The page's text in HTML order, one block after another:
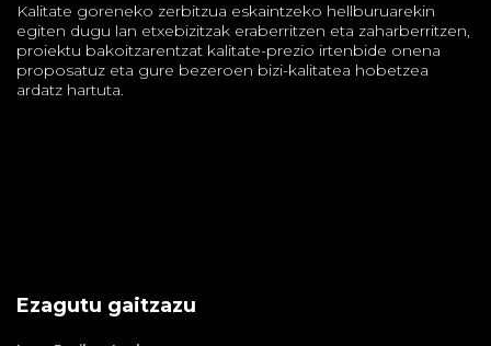
Kalitate goreneko zerbitzua eskaintzeko hellburuarekin
egiten dugu lan etxebizitzak eraberritzen eta zaharberritzen,
proiektu bakoitzarentzat kalitate-prezio irtenbide onena
proposatuz eta gure bezeroen bizi-kalitatea hobetzea
ardatz hartuta.
Ezagutu gaitzazu